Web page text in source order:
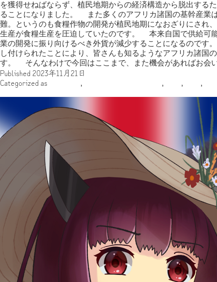
を獲得せねばならず、植民地期からの経済構造から脱出する
ることになりました。 また多くのアフリカ諸国の基幹産業
難。というのも食糧作物の開発が植民地期になおざりにされ
生産が食糧生産を圧迫していたのです。 本来自国で供給可
業の開発に振り向けるべき外貨が減少することになるので
し付けられたことにより、皆さんも知るようなアフリカ諸国
す。 そんなわけで今回はここまで、また機会があればお会
Published 2023年11月21日
Categorized as
, , , ,